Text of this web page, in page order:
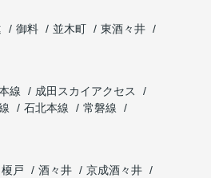
御料 並木町
東酒々井
線
成田スカイアクセス
石北本線
常磐線
榎戸 酒々井
京成酒々井